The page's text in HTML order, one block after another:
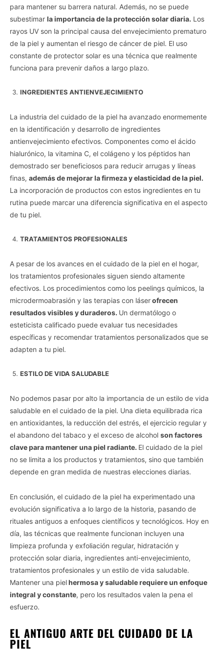
para mantener su barrera natural. Además, no se puede
subestimar la importancia de la protección solar diaria. Los
rayos UV son la principal causa del envejecimiento prematuro
de la piel y aumentan el riesgo de cáncer de piel. El uso
constante de protector solar es una técnica que realmente
funciona para prevenir daños a largo plazo.
INGREDIENTES ANTIENVEJECIMIENTO
La industria del cuidado de la piel ha avanzado enormemente
en la identificación y desarrollo de ingredientes
antienvejecimiento efectivos. Componentes como el ácido
hialurónico, la vitamina C, el colágeno y los péptidos han
demostrado ser beneficiosos para reducir arrugas y líneas
finas, además de mejorar la firmeza y elasticidad de la piel.
La incorporación de productos con estos ingredientes en tu
rutina puede marcar una diferencia significativa en el aspecto
de tu piel.
TRATAMIENTOS PROFESIONALES
A pesar de los avances en el cuidado de la piel en el hogar,
los tratamientos profesionales siguen siendo altamente
efectivos. Los procedimientos como los peelings químicos, la
microdermoabrasión y las terapias con láserofrecen
resultados visibles y duraderos. Un dermatólogo o
esteticista calificado puede evaluar tus necesidades
específicas y recomendar tratamientos personalizados que se
adapten a tu piel.
ESTILO DE VIDA SALUDABLE
No podemos pasar por alto la importancia de un estilo de vida
saludable en el cuidado de la piel. Una dieta equilibrada rica
en antioxidantes, la reducción del estrés, el ejercicio regular y
el abandono del tabaco y el exceso de alcohol son factores
clave para mantener una piel radiante. El cuidado de la piel
no se limita a los productos y tratamientos, sino que también
depende en gran medida de nuestras elecciones diarias.
En conclusión, el cuidado de la piel ha experimentado una
evolución significativa a lo largo de la historia, pasando de
rituales antiguos a enfoques científicos y tecnológicos. Hoy en
día, las técnicas que realmente funcionan incluyen una
limpieza profunda y exfoliación regular, hidratación y
protección solar diaria, ingredientes anti-envejecimiento,
tratamientos profesionales y un estilo de vida saludable.
Mantener una pielhermosa y saludable requiere un enfoque
integral y constante, pero los resultados valen la pena el
esfuerzo.
EL ANTIGUO ARTE DEL CUIDADO DE LA
PIEL